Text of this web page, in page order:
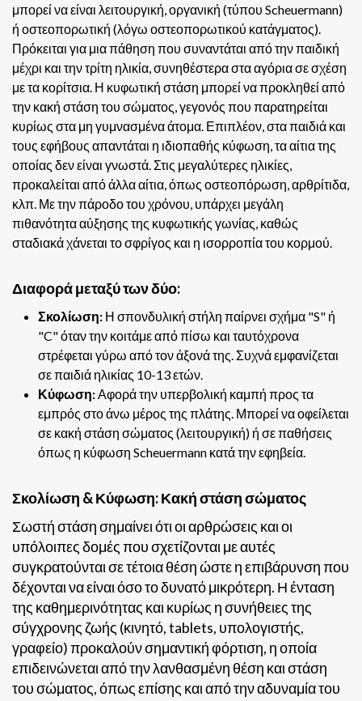
μπορεί να είναι λειτουργική, οργανική (τύπου Scheuermann)
ή οστεοπορωτική (λόγω οστεοπορωτικού κατάγματος).
Πρόκειται για μια πάθηση που συναντάται από την παιδική
μέχρι και την τρίτη ηλικία, συνηθέστερα στα αγόρια σε σχέση
με τα κορίτσια. Η κυφωτική στάση μπορεί να προκληθεί από
την κακή στάση του σώματος, γεγονός που παρατηρείται
κυρίως στα μη γυμνασμένα άτομα. Επιπλέον, στα παιδιά και
τους εφήβους απαντάται η ιδιοπαθής κύφωση, τα αίτια της
οποίας δεν είναι γνωστά. Στις μεγαλύτερες ηλικίες,
προκαλείται από άλλα αίτια, όπως οστεοπόρωση, αρθρίτιδα,
κλπ. Με την πάροδο του χρόνου, υπάρχει μεγάλη
πιθανότητα αύξησης της κυφωτικής γωνίας, καθώς
σταδιακά χάνεται το σφρίγος και η ισορροπία του κορμού.
Διαφορά μεταξύ των δύο:
Σκολίωση: Η σπονδυλική στήλη παίρνει σχήμα "S" ή
"C" όταν την κοιτάμε από πίσω και ταυτόχρονα
στρέφεται γύρω από τον άξονά της. Συχνά εμφανίζεται
σε παιδιά ηλικίας 10-13 ετών.
Κύφωση:Αφορά την υπερβολική καμπή προς τα
εμπρός στο άνω μέρος της πλάτης. Μπορεί να οφείλεται
σε κακή στάση σώματος (λειτουργική) ή σε παθήσεις
όπως η κύφωση Scheuermann κατά την εφηβεία.
Σκολίωση & Κύφωση: Κακή στάση σώματος
Σωστή στάση σημαίνει ότι οι αρθρώσεις και οι
υπόλοιπες δομές που σχετίζονται με αυτές
συγκρατούνται σε τέτοια θέση ώστε η επιβάρυνση που
δέχονται να είναι όσο το δυνατό μικρότερη. Η ένταση
της καθημερινότητας και κυρίως η συνήθειες της
σύγχρονης ζωής (κινητό, tablets, υπολογιστής,
γραφείο) προκαλούν σημαντική φόρτιση, η οποία
επιδεινώνεται από την λανθασμένη θέση και στάση
του σώματος, όπως επίσης και από την αδυναμία του